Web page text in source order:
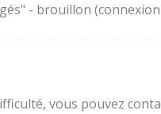
- brouillon
vous pouvez